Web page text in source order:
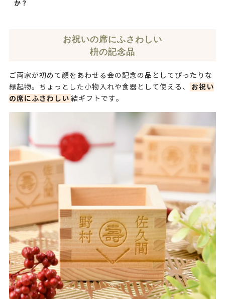
か？
お祝いの席にふさわしい
枡の記念品
ご両家が初めて顔をあわせる会の記念の品としてぴったりな
縁起物。ちょっとした小物入れや食器として使える、
お祝い
の席にふさわしい 結ギフトです。